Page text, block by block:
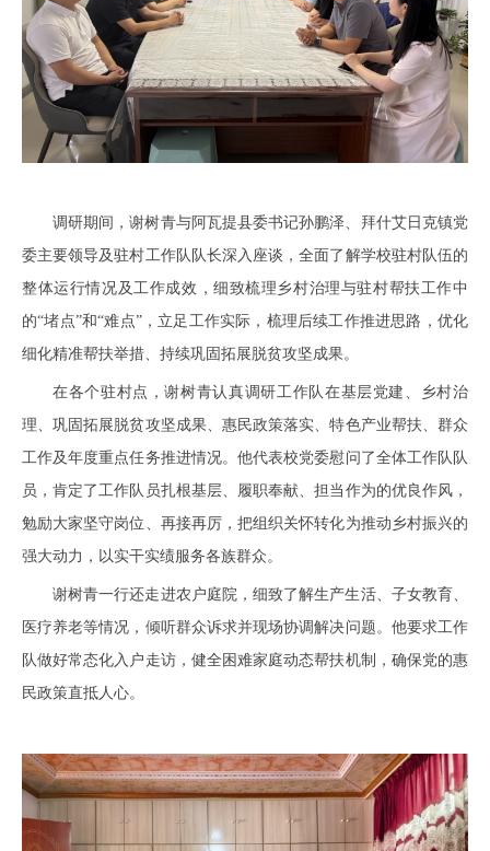
调研期间，谢树青与阿瓦提县委书记孙鹏泽、拜什艾日克镇党
委主要领导及驻村工作队队长深入座谈，全面了解学校驻村队伍的
整体运行情况及工作成效，细致梳理乡村治理与驻村帮扶工作中
的“堵点”和“难点”，立足工作实际，梳理后续工作推进思路，优化
细化精准帮扶举措、持续巩固拓展脱贫攻坚成果。
在各个驻村点，谢树青认真调研工作队在基层党建、乡村治
理、巩固拓展脱贫攻坚成果、惠民政策落实、特色产业帮扶、群众
工作及年度重点任务推进情况。他代表校党委慰问了全体工作队队
员，肯定了工作队员扎根基层、履职奉献、担当作为的优良作风，
勉励大家坚守岗位、再接再厉，把组织关怀转化为推动乡村振兴的
强大动力，以实干实绩服务各族群众。
谢树青一行还走进农户庭院，细致了解生产生活、子女教育、
医疗养老等情况，倾听群众诉求并现场协调解决问题。他要求工作
队做好常态化入户走访，健全困难家庭动态帮扶机制，确保党的惠
民政策直抵人心。